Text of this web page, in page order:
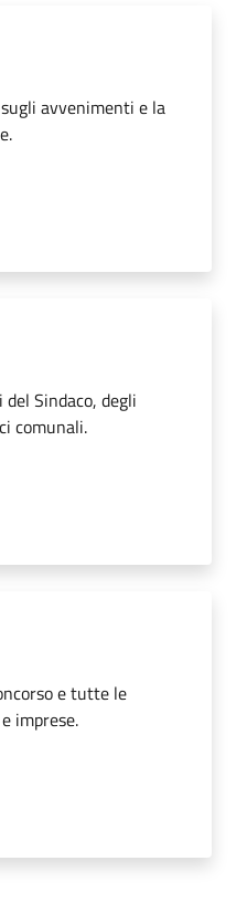
avvenimenti e la
Sindaco, degli
comunali.
e tutte le
imprese.